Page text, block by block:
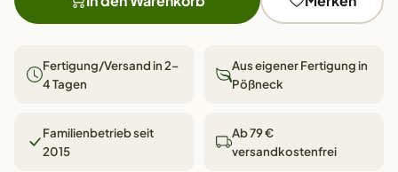
Fertigung/Versand in 2–
4 Tagen
Aus eigener Fertigung in
Pößneck
Familienbetrieb seit
2015
Ab 79 €
versandkostenfrei